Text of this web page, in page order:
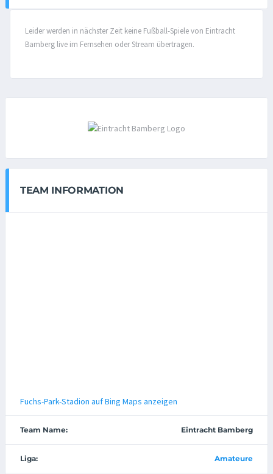
Leider werden in nächster Zeit keine Fußball-Spiele von Eintracht
Bamberg live im Fernsehen oder Stream übertragen.
TEAM INFORMATION
Fuchs-Park-Stadion auf Bing Maps anzeigen
Team Name: Eintracht Bamberg
Liga: Amateure